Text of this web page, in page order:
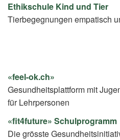
Ethikschule Kind und Tier
Tierbegegnungen empatisch
«feel-ok.ch»
Gesundheitsplattform mit
für Lehrpersonen
«fit4future» Schulprogramm
Die grösste